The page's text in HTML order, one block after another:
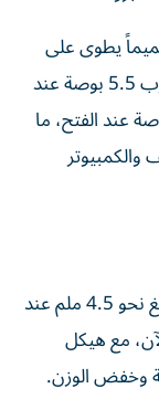
يطوى على
طريقة الكتاب، مع شاشة خارجية بقياس يقارب 5.5 بوصة عند
وشاشة داخلية تصل إلى نحو 7.8 بوصة عند الفتح، ما
رجحت التسريبات أن يأتي الجهاز بسماكة تبلغ نحو 4.5 ملم عند
مع هيكل
وخفض الوزن.